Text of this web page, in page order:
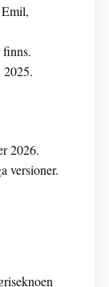
finns.
2025.
2026.
versioner.